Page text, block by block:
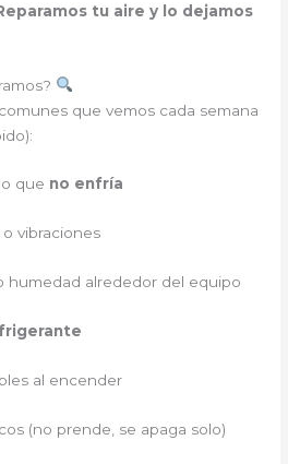
tu aire y lo dejamos
que vemos cada semana
que no enfría
o vibraciones
humedad alrededor del equipo
al encender
(no prende, se apaga solo)